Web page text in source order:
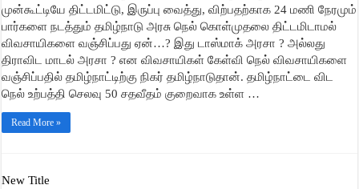
முன்கூட்டியே திட்டமிட்டு, இருப்பு வைத்து, விற்பதற்காக 24 மணி நேரமும்
பார்களை நடத்தும் தமிழ்நாடு அரசு நெல் கொள்முதலை திட்டமிடாமல்
விவசாயிகளை வஞ்சிப்பது ஏன்…? இது டாஸ்மாக் அரசா ? அல்லது
திராவிட மாடல் அரசா ? என விவசாயிகள் கேள்வி நெல் விவசாயிகளை
வஞ்சிப்பதில் தமிழ்நாட்டிற்கு நிகர் தமிழ்நாடுதான். தமிழ்நாட்டை விட
நெல் உற்பத்தி செலவு 50 சதவீதம் குறைவாக உள்ள …
Read More »
New Title